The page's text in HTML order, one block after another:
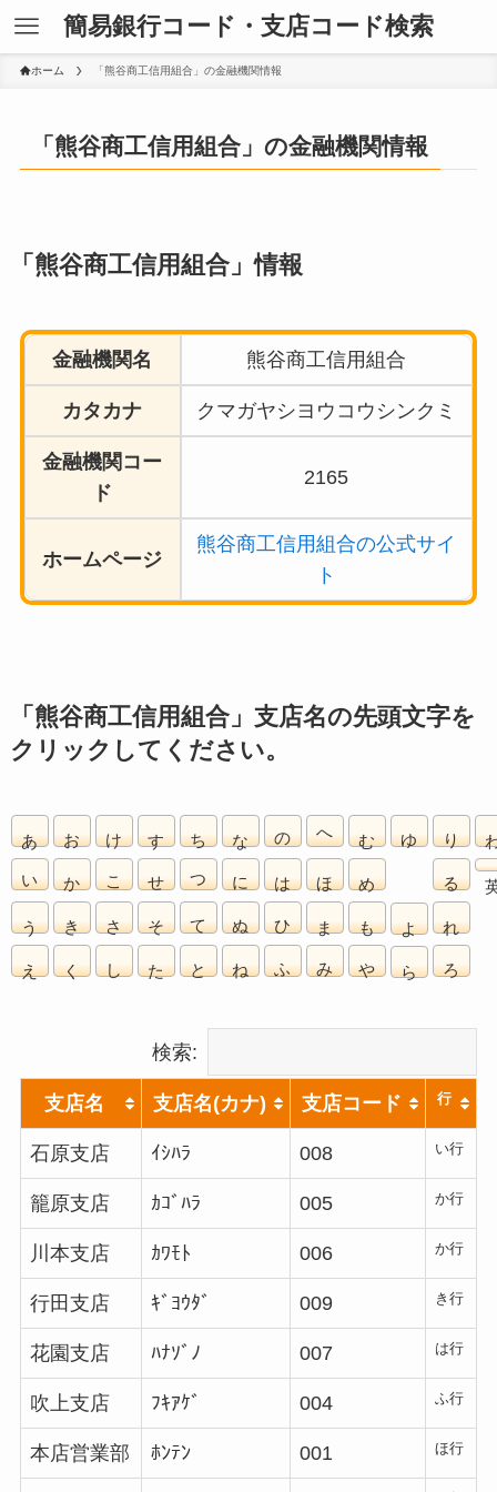
簡易銀行コード・支店コード検索
ホーム 「熊谷商工信用組合」の金融機関情報
「熊谷商工信用組合」の金融機関情報
「熊谷商工信用組合」情報
金融機関名 熊谷商工信用組合
カタカナ クマガヤシヨウコウシンクミ
金融機関コー
ド
2165
ホームページ
熊谷商工信用組合の公式サイ
ト
「熊谷商工信用組合」支店名の先頭文字を
クリックしてください。
あ
い
う
え
お
か
き
く
け
こ
さ
し
す
せ
そ
た
ち
つ
て
と
な
に
ぬ
ね
の
は
ひ
ふ
へ
ほ
ま
み
む
め
も
や
ゆ
よ
ら
り
る
れ
ろ
検索:
支店名 支店名(カナ) 支店コード 行
石原支店 ｲｼﾊﾗ 008 い行
籠原支店 ｶｺﾞﾊﾗ 005 か行
川本支店 ｶﾜﾓﾄ 006 か行
行田支店 ｷﾞﾖｳﾀﾞ 009 き行
花園支店 ﾊﾅｿﾞﾉ 007 は行
吹上支店 ﾌｷｱｹﾞ 004 ふ行
本店営業部 ﾎﾝﾃﾝ 001 ほ行